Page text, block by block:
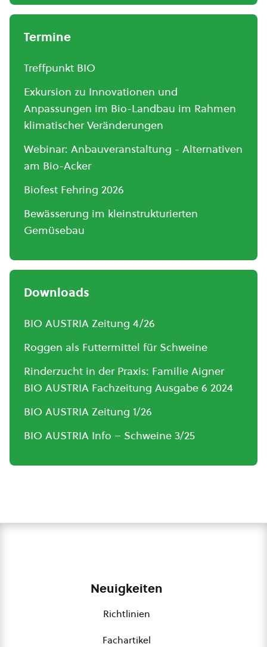
Termine
Treffpunkt BIO
Exkursion zu Innovationen und
Anpassungen im Bio-Landbau im Rahmen
klimatischer Veränderungen
Webinar: Anbauveranstaltung - Alternativen
am Bio-Acker
Biofest Fehring 2026
Bewässerung im kleinstrukturierten
Gemüsebau
Downloads
BIO AUSTRIA Zeitung 4/26
Roggen als Futtermittel für Schweine
Rinderzucht in der Praxis: Familie Aigner
BIO AUSTRIA Fachzeitung Ausgabe 6 2024
BIO AUSTRIA Zeitung 1/26
BIO AUSTRIA Info – Schweine 3/25
Neuigkeiten
Richtlinien
Fachartikel